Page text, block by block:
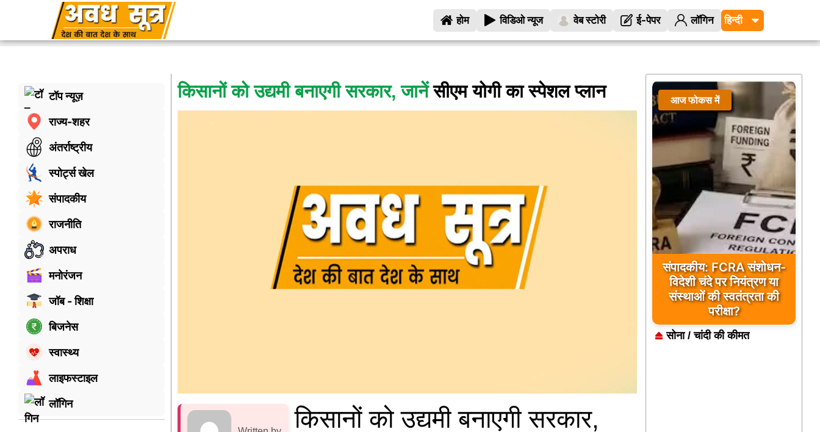
होम विडिओ न्यूज वेब स्टोरी ई-पेपर लॉगिन
टॉप न्यूज़
राज्य-शहर
अंतर्राष्ट्रीय
स्पोर्ट्स खेल
संपादकीय
राजनीति
अपराध
मनोरंजन
जॉब - शिक्षा
बिजनेस
स्वास्थ्य
लाइफस्टाइल
लॉगिन
किसानों को उद्यमी बनाएगी सरकार, जानेंसीएम योगी का स्पेशल प्लान
किसानों को उद्यमी बनाएगी सरकार,
आज फोकस में
संपादकीय: FCRA संशोधन-
विदेशी चंदे पर नियंत्रण या
संस्थाओं की स्वतंत्रता की
परीक्षा?
सोना / चांदी की कीमत